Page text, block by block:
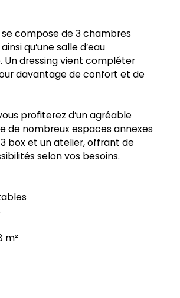
se compose de 3 chambres
qu’une salle d’eau
Un dressing vient compléter
davantage de confort et de
profiterez d’un agréable
de nombreux espaces annexes
box et un atelier, offrant de
selon vos besoins.
m²